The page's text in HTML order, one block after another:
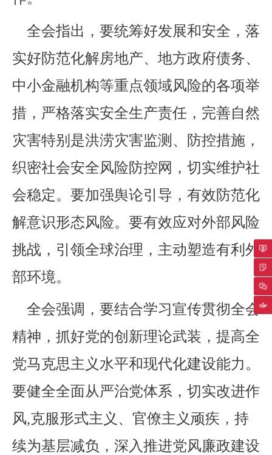
全会指出，要统筹好发展和安全，落
实好防范化解房地产、地方政府债务、
中小金融机构等重点领域风险的各项举
措，严格落实安全生产责任，完善自然
灾害特别是洪涝灾害监测、防控措施，
织密社会安全风险防控网，切实维护社
会稳定。要加强舆论引导，有效防范化
解意识形态风险。要有效应对外部风险
挑战，引领全球治理，主动塑造有利外
部环境。
全会强调，要结合学习宣传贯彻全会
精神，抓好党的创新理论武装，提高全
党马克思主义水平和现代化建设能力。
要健全全面从严治党体系，切实改进作
风,克服形式主义、官僚主义顽疾，持
续为基层减负，深入推进党风廉政建设
专
返